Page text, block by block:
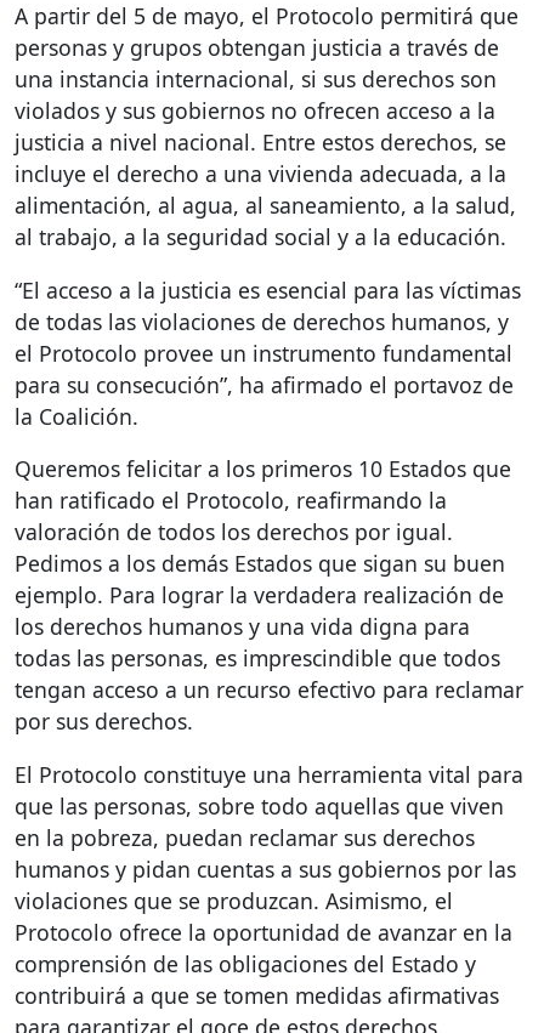
A partir del 5 de mayo, el Protocolo permitirá que
personas y grupos obtengan justicia a través de
una instancia internacional, si sus derechos son
violados y sus gobiernos no ofrecen acceso a la
justicia a nivel nacional. Entre estos derechos, se
incluye el derecho a una vivienda adecuada, a la
alimentación, al agua, al saneamiento, a la salud,
al trabajo, a la seguridad social y a la educación.
“El acceso a la justicia es esencial para las víctimas
de todas las violaciones de derechos humanos, y
el Protocolo provee un instrumento fundamental
para su consecución”, ha afirmado el portavoz de
la Coalición.
Queremos felicitar a los primeros 10 Estados que
han ratificado el Protocolo, reafirmando la
valoración de todos los derechos por igual.
Pedimos a los demás Estados que sigan su buen
ejemplo. Para lograr la verdadera realización de
los derechos humanos y una vida digna para
todas las personas, es imprescindible que todos
tengan acceso a un recurso efectivo para reclamar
por sus derechos.
El Protocolo constituye una herramienta vital para
que las personas, sobre todo aquellas que viven
en la pobreza, puedan reclamar sus derechos
humanos y pidan cuentas a sus gobiernos por las
violaciones que se produzcan. Asimismo, el
Protocolo ofrece la oportunidad de avanzar en la
comprensión de las obligaciones del Estado y
contribuirá a que se tomen medidas afirmativas
para garantizar el goce de estos derechos.